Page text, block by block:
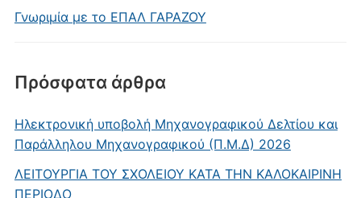
Γνωριμία με το ΕΠΑΛ ΓΑΡΑΖΟΥ
Πρόσφατα άρθρα
Ηλεκτρονική υποβολή Μηχανογραφικού Δελτίου και
Παράλληλου Μηχανογραφικού (Π.Μ.Δ) 2026
ΛΕΙΤΟΥΡΓΙΑ ΤΟΥ ΣΧΟΛΕΙΟΥ ΚΑΤΑ ΤΗΝ ΚΑΛΟΚΑΙΡΙΝΗ
ΠΕΡΙΟΔΟ